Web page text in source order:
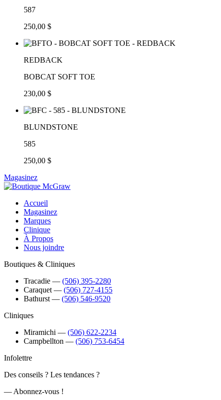
587
250,00 $
REDBACK
BOBCAT SOFT TOE
230,00 $
BLUNDSTONE
585
250,00 $
Magasinez
Accueil
Magasinez
Marques
Clinique
À Propos
Nous joindre
Boutiques & Cliniques
Tracadie ― (506) 395-2280
Caraquet ― (506) 727-4155
Bathurst ― (506) 546-9520
Cliniques
Miramichi ― (506) 622-2234
Campbellton ― (506) 753-6454
Infolettre
Des conseils ? Les tendances ?
― Abonnez-vous !